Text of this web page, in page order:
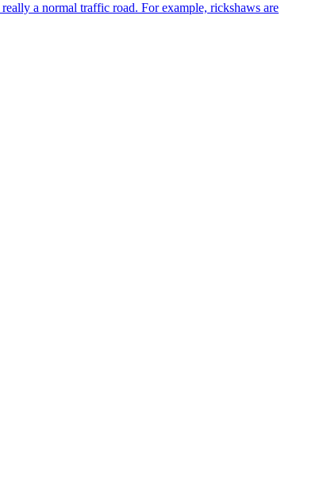
a normal traffic road. For example, rickshaws are